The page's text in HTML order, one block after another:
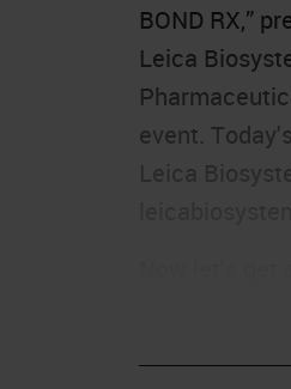
BOND RX,”
Leica
event.
Leica
interactive.
want at